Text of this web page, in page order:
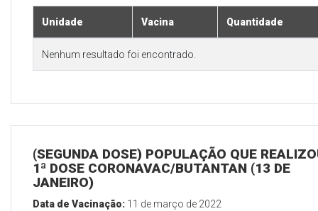
Unidade Vacina Quantidade
Nenhum resultado foi encontrado.
(SEGUNDA DOSE) POPULAÇÃO QUE
1ª DOSE CORONAVAC/BUTANTAN (13 DE
JANEIRO)
Data de Vacinação: 11 de março de 2022